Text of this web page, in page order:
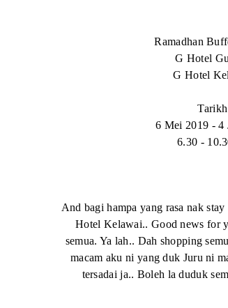
Ramadhan
G Hotel
G Hotel
Tarikh
6 Mei 2019 - 4
6.30 -
And bagi hampa yang rasa nak
Hotel Kelawai.. Good news for
semua. Ya lah.. Dah shopping
macam aku ni yang duk Juru ni
tersadai ja.. Boleh la duduk